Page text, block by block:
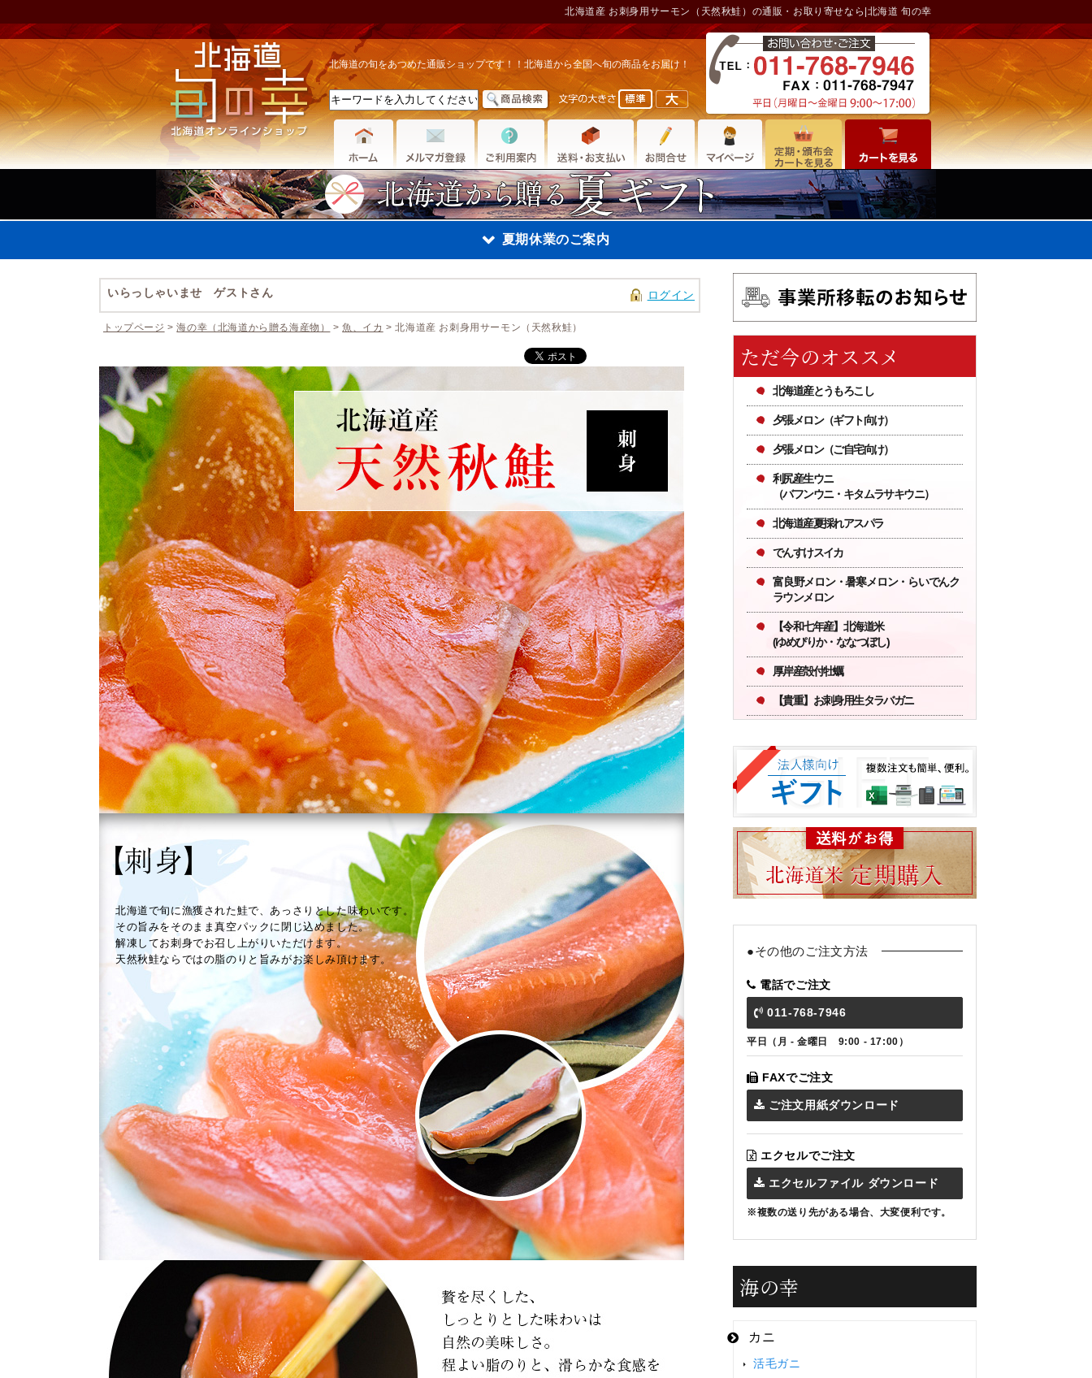
北海道産 お刺身用サーモン（天然秋鮭）の通販・お取り寄せなら|北海道 旬の幸
北海道の旬をあつめた通販ショップです！！北海道から全国へ旬の商品をお届け！
夏期休業のご案内
夏期休業のご案内
休業期間 2023年8月11日 金 〜8月16日 水
8
火
水
10
木
11
金
12
土
月
16
水
17
木
通常業務 通常業務
一部商品を除き出荷停止
通常業務
ご注文（ご入金）の時期や商品によっては、商品出荷が8月17日（木）以降となる場合もございます。
休業中のお問い合わせの対応は出来かねます。
また、事前に到着日のご指定を頂いていた一部商品（牡蠣、米）以外発送も出来かねます。
（但し、メロン、スイカ、アスパラについては、休業期間中も随時発送する場合がございます）
連休明けにつきましては、お問い合わせの返信対応が遅れたり、商品出荷処理の混雑が予想されますので、納
期等、多少の遅延についてはご容赦下さいませ。
いらっしゃいませ ゲストさん ログイン
トップページ >海の幸（北海道から贈る海産物） >魚、イカ > 北海道産 お刺身用サーモン（天然秋鮭）
北海道で旬に漁獲された鮭で、あっさりとした味わいです。
その旨みをそのまま真空パックに閉じ込めました。
解凍してお刺身でお召し上がりいただけます。
天然秋鮭ならではの脂のりと旨みがお楽しみ頂けます。
ただ今のオススメ
北海道産とうもろこし
夕張メロン（ギフト向け）
夕張メロン（ご自宅向け）
利尻産生ウニ
（バフンウニ・キタムラサキウニ）
北海道産夏採れアスパラ
でんすけスイカ
富良野メロン・暑寒メロン・らいでんク
ラウンメロン
【令和七年産】北海道米
(ゆめぴりか・ななつぼし)
厚岸産殻付牡蠣
【貴重】お刺身用生タラバガニ
●その他のご注文方法
電話でご注文
011-768-7946
平日（月 - 金曜日 9:00 - 17:00）
FAXでご注文
ご注文用紙ダウンロード
エクセルでご注文
エクセルファイル ダウンロード
※複数の送り先がある場合、大変便利です。
海の幸
カニ
活毛ガニ